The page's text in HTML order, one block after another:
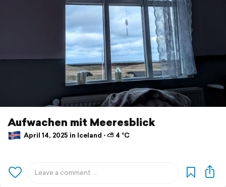
Aufwachen mit Meeresblick
April 14, 2025 in Iceland ⋅ ⛅ 4 °C